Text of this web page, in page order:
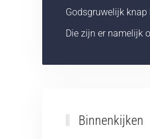
Godsgruwelijk knap
Die zijn er namelijk
Binnenkijken